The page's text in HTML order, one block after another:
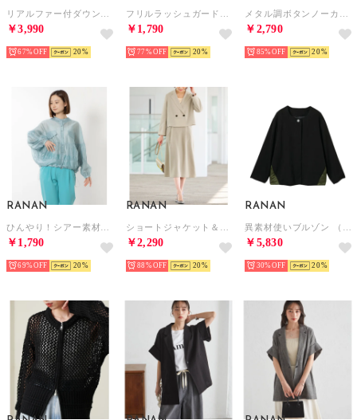
￥3,990
67% 20
￥1,790
77% 20
￥2,790
85% 20
RANAN
￥1,790
69% 20
RANAN
￥2,290
88% 20
RANAN
￥5,830
30% 20